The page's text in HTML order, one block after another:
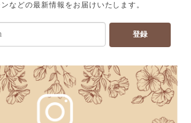
などの最新情報をお届けいたします。
登録